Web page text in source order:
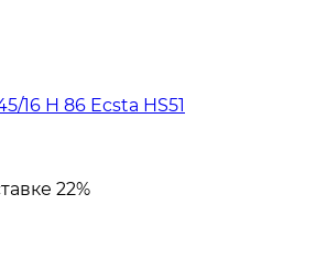
16 H 86 Ecsta HS51
22%